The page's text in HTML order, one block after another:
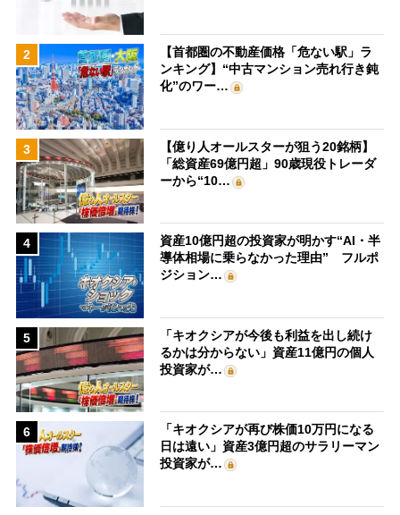
2
【首都圏の不動産価格「危ない駅」ラ
ンキング】“中古マンション売れ行き鈍
化”のワー…
3
【億り人オールスターが狙う20銘柄】
「総資産69億円超」90歳現役トレーダ
ーから“10…
4
資産10億円超の投資家が明かす“AI・半
導体相場に乗らなかった理由” フルポ
ジション…
5
「キオクシアが今後も利益を出し続け
るかは分からない」資産11億円の個人
投資家が…
6
「キオクシアが再び株価10万円になる
日は遠い」資産3億円超のサラリーマン
投資家が…